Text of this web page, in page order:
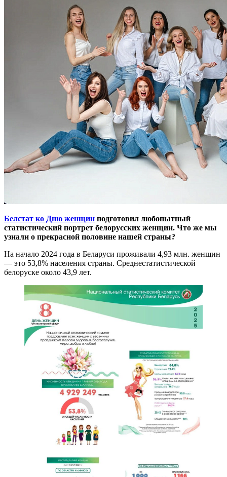
Белстат ко Дню женщин подготовил любопытный
статистический портрет белорусских женщин. Что же мы
узнали о прекрасной половине нашей страны?
На начало 2024 года в Беларуси проживали 4,93 млн. женщин
— это 53,8% населения страны. Среднестатистической
белоруске около 43,9 лет.